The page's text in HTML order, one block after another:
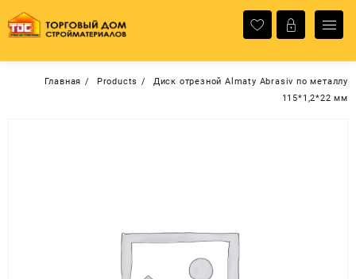
содержимому
Главная Products
Диск отрезной Almaty Abrasiv по металлу
115*1,2*22 мм